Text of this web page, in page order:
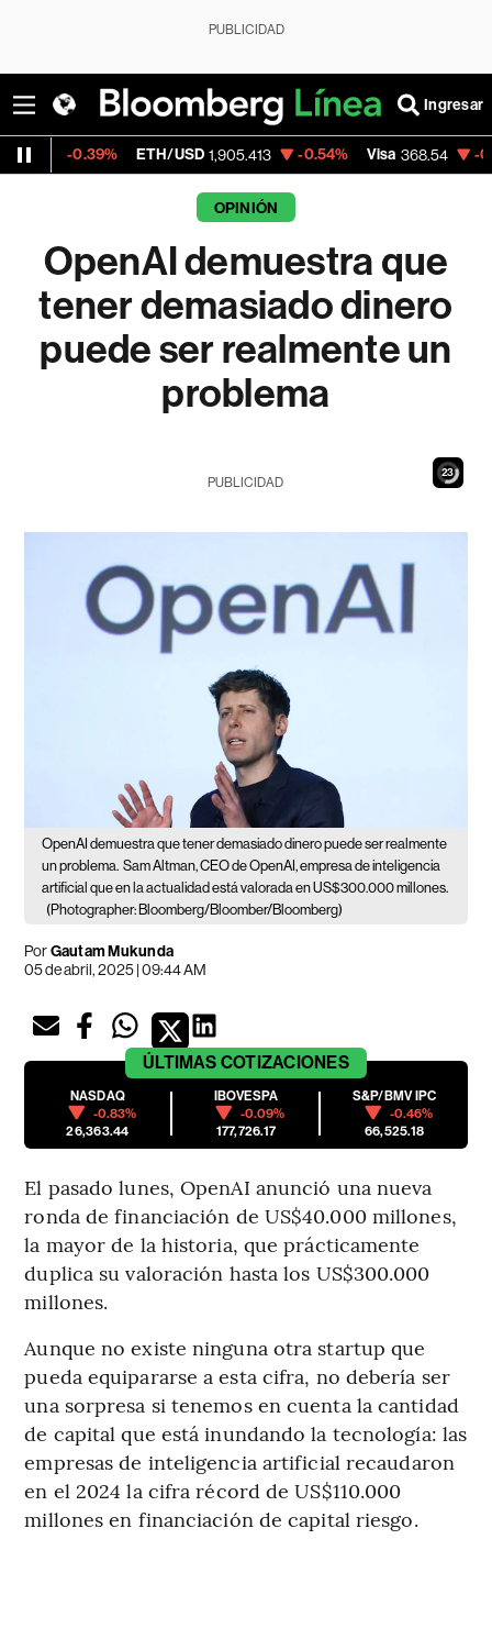
PUBLICIDAD
Ingresar
ETH/USD 1,905.413 -0.54% Visa 368.54 -0.28%
OPINIÓN
OpenAI demuestra que
tener demasiado dinero
puede ser realmente un
problema
21
PUBLICIDAD
OpenAI demuestra que tener demasiado dinero puede ser realmente
un problema. Sam Altman, CEO de OpenAI, empresa de inteligencia
artificial que en la actualidad está valorada en US$300.000 millones.
(Photographer: Bloomberg/Bloomber/Bloomberg)
PorGautam Mukunda
05 de abril, 2025 | 09:44 AM
ÚLTIMAS COTIZACIONES
NASDAQ
-0.83%
26,363.44
IBOVESPA
-0.09%
177,726.17
S&P/BMV IPC
-0.46%
66,525.18
El pasado lunes, OpenAI anunció una nueva
ronda de financiación de US$40.000 millones,
la mayor de la historia, que prácticamente
duplica su valoración hasta los US$300.000
millones.
Aunque no existe ninguna otra startup que
pueda equipararse a esta cifra, no debería ser
una sorpresa si tenemos en cuenta la cantidad
de capital que está inundando la tecnología: las
empresas de inteligencia artificial recaudaron
en el 2024 la cifra récord de US$110.000
millones en financiación de capital riesgo.